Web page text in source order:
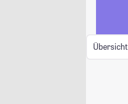
Übersicht